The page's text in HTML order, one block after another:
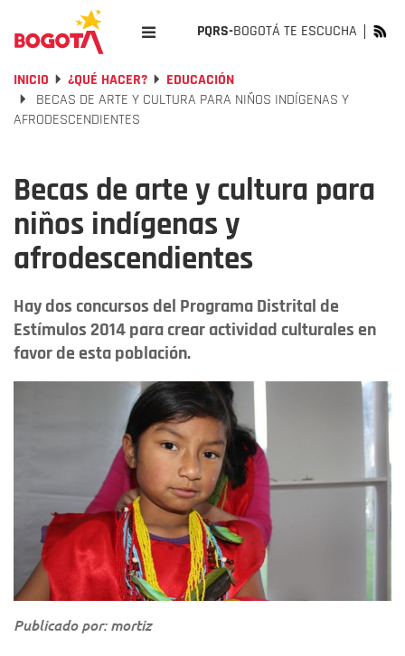
PQRS-BOGOTÁ TE ESCUCHA
INICIO ¿QUÉ HACER?
EDUCACIÓN
BECAS DE ARTE Y CULTURA PARA NIÑOS INDÍGENAS Y
AFRODESCENDIENTES
Becas de arte y cultura para
niños indígenas y
afrodescendientes
Hay dos concursos del Programa Distrital de
Estímulos 2014 para crear actividad culturales en
favor de esta población.
Publicado por: mortiz